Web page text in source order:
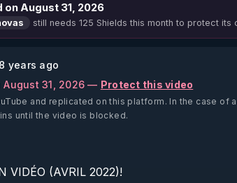
August 31, 2026
still needs 125 Shields this month to protect its
years ago
31, 2026 — Protect this video
and replicated on this platform. In the case of
until the video is blocked.
VIDÉO (AVRIL 2022)!